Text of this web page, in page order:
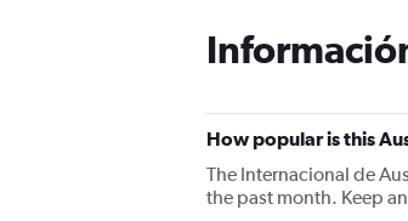
How popular is this
The Internacional de
the past month. Keep